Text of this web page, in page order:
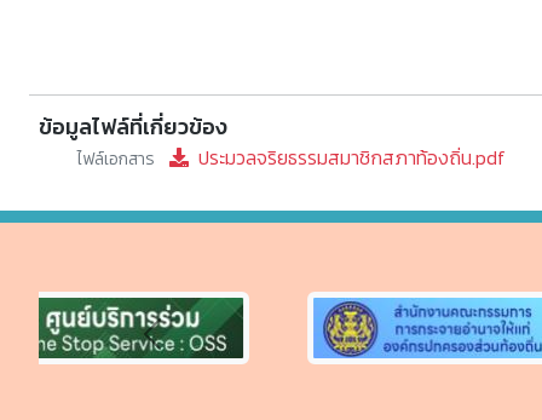
ข้อมูลไฟล์ที่เกี่ยวข้อง
ไฟล์เอกสาร ประมวลจริยธรรมสมาชิกสภาท้องถิ่น.pdf
Previous